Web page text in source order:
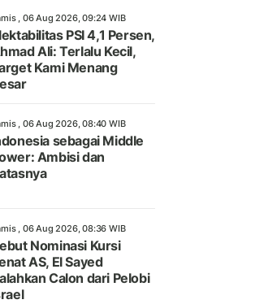
, 06 Aug 2026, 09:24 WIB
PSI 4,1 Persen,
Ali: Terlalu Kecil,
Kami Menang
, 06 Aug 2026, 08:40 WIB
sebagai Middle
Ambisi dan
, 06 Aug 2026, 08:36 WIB
Nominasi Kursi
AS, El Sayed
Calon dari Pelobi